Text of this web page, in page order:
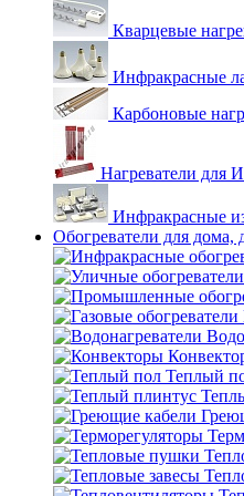
Кварцевые
Инфракрасные
Карбоновые
Нагреватели для
Инфракрасные
Обогреватели для дома,
Теплый